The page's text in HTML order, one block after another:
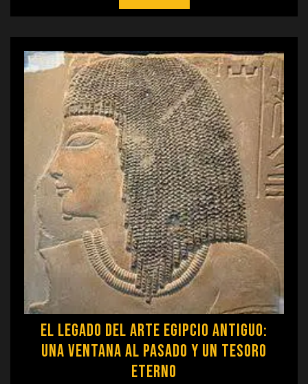
El legado del arte egipcio antiguo:
una ventana al pasado y un tesoro
eterno